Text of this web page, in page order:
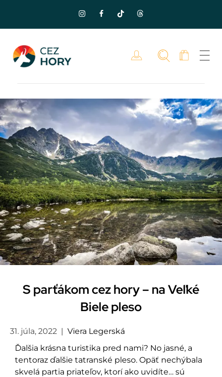
S parťákom cez hory – na Veľké
Biele pleso
31. júla, 2022 | Viera Legerská
Ďalšia krásna turistika pred nami? No jasné, a
tentoraz ďalšie tatranské pleso. Opäť nechýbala
skvelá partia priateľov, ktorí ako uvidíte… sú